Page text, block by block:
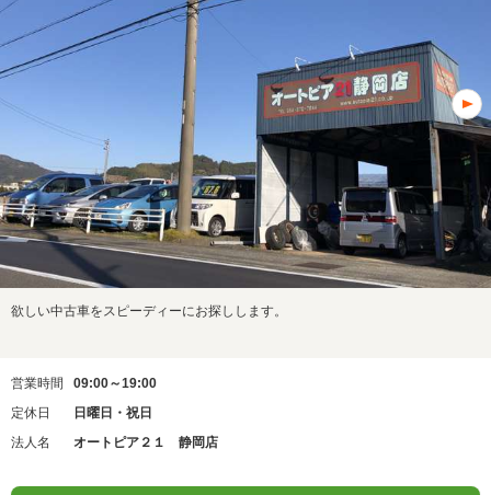
欲しい中古車をスピーディーにお探しします。
営業時間
09:00～19:00
定休日
日曜日・祝日
法人名
オートピア２１ 静岡店